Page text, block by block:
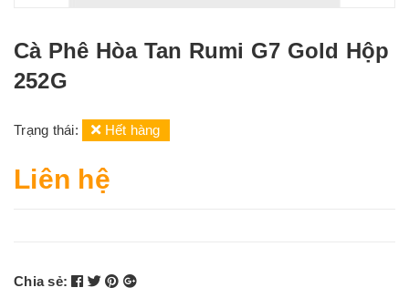
Cà Phê Hòa Tan Rumi G7 Gold Hộp
252G
Trạng thái: Hết hàng
Liên hệ
Chia sẻ: